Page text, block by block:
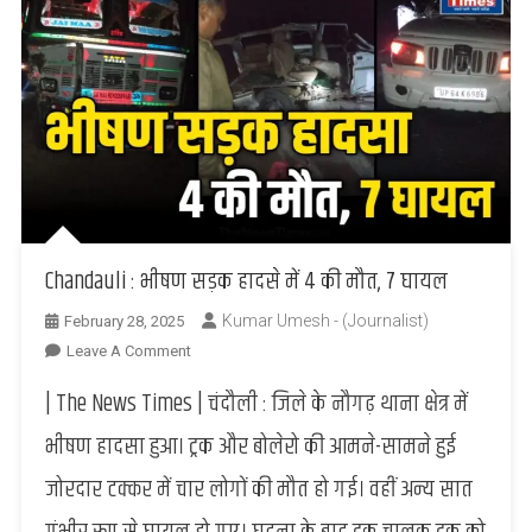
Chandauli : भीषण सड़क हादसे में 4 की मौत, 7 घायल
February 28, 2025 Kumar Umesh - (Journalist)
Leave A CommentOn
:
सड़क
हादसे
| The News Times | चंदौली : जिले के नौगढ़ थाना क्षेत्र में
भीषण हादसा हुआ। ट्रक और बोलेरो की आमने-सामने हुई
जोरदार टक्कर में चार लोगों की मौत हो गई। वहीं अन्य सात